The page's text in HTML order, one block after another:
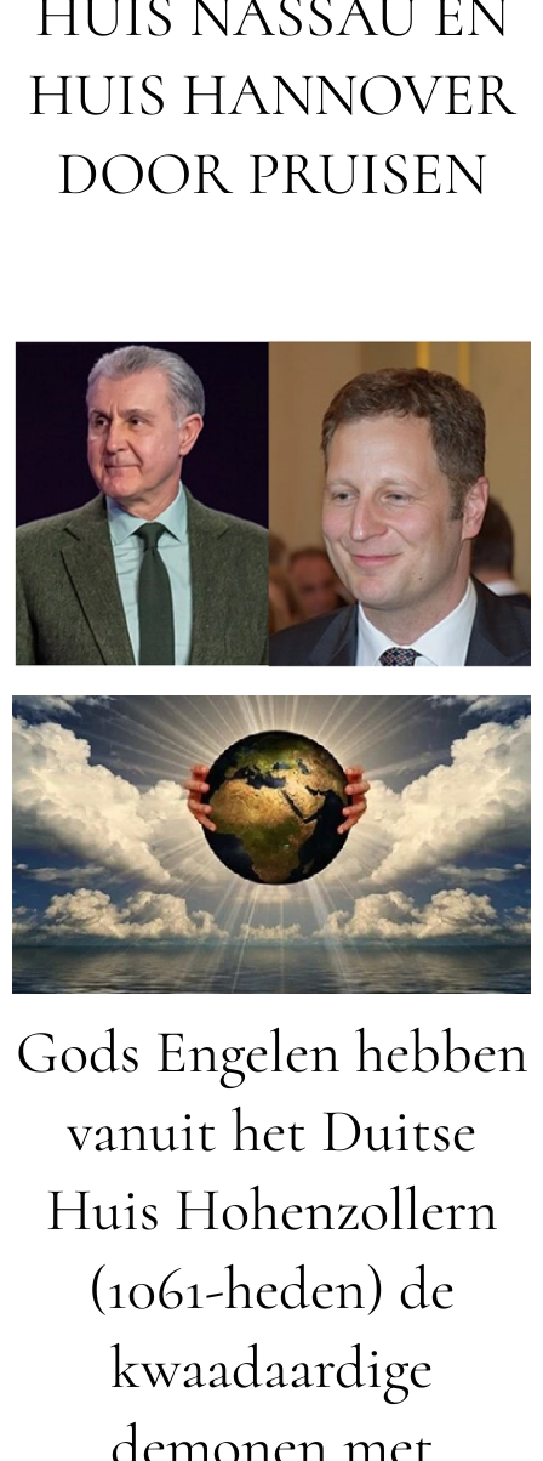
HUIS NASSAU EN
HUIS HANNOVER
DOOR PRUISEN
Gods Engelen hebben
vanuit het Duitse
Huis Hohenzollern
(1061-heden) de
kwaadaardige
demonen met